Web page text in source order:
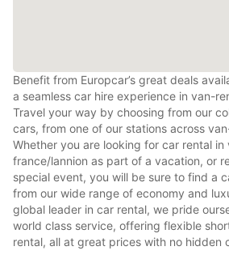
Benefit from Europcar’s great deals
a seamless car hire experience in van-
Travel your way by choosing from our
cars, from one of our stations across
Whether you are looking for car rental
france/lannion as part of a vacation, or
special event, you will be sure to find a
from our wide range of economy and
global leader in car rental, we pride
world class service, offering flexible
rental, all at great prices with no hidden